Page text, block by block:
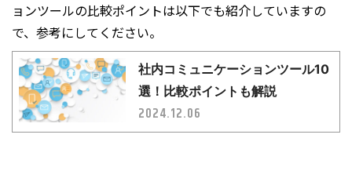
ョンツールの比較ポイントは以下でも紹介していますの
で、参考にしてください。